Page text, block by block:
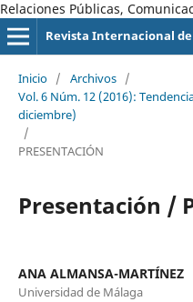
Relaciones Públicas,
Revista Internacional
Inicio / Archivos /
Vol. 6 Núm. 12 (2016):
diciembre)
/
PRESENTACIÓN
Presentación /
ANA ALMANSA-MARTÍNEZ
Universidad de Málaga